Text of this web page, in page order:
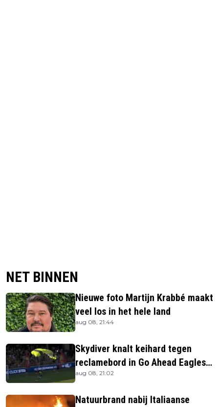
NET BINNEN
Nieuwe foto Martijn Krabbé maakt
veel los in het hele land
aug 08, 21:44
Skydiver knalt keihard tegen
reclamebord in Go Ahead Eagles-
stadion
aug 08, 21:02
Natuurbrand nabij Italiaanse